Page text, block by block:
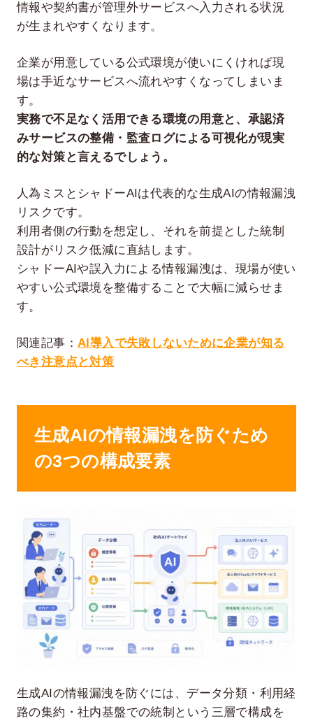
情報や契約書が管理外サービスへ入力される状況
が生まれやすくなります。
企業が用意している公式環境が使いにくければ現
場は手近なサービスへ流れやすくなってしまいま
す。
実務で不足なく活用できる環境の用意と、承認済
みサービスの整備・監査ログによる可視化が現実
的な対策と言えるでしょう。
人為ミスとシャドーAIは代表的な生成AIの情報漏洩
リスクです。
利用者側の行動を想定し、それを前提とした統制
設計がリスク低減に直結します。
シャドーAIや誤入力による情報漏洩は、現場が使い
やすい公式環境を整備することで大幅に減らせま
す。
関連記事： AI導入で失敗しないために企業が知る
べき注意点と対策
生成AIの情報漏洩を防ぐため
の3つの構成要素
生成AIの情報漏洩を防ぐには、データ分類・利用経
路の集約・社内基盤での統制という三層で構成を